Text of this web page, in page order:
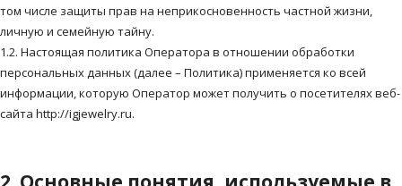
том числе защиты прав на неприкосновенность частной жизни,
личную и семейную тайну.
1.2. Настоящая политика Оператора в отношении обработки
персональных данных (далее – Политика) применяется ко всей
информации, которую Оператор может получить о посетителях веб-
сайта http://igjewelry.ru.